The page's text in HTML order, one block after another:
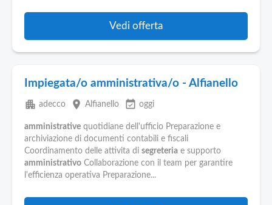
Vedi offerta
Impiegata/o amministrativa/o - Alfianello
apartment adecco place Alfianello event_available oggi
amministrative quotidiane dell'ufficio Preparazione e
archiviazione di documenti contabili e fiscali
Coordinamento delle attivita di segreteria e supporto
amministrativo Collaborazione con il team per garantire
l'efficienza operativa Preparazione...